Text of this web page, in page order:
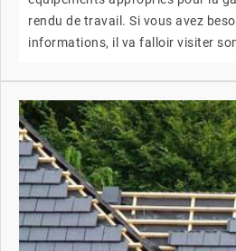
rendu de travail. Si vous avez
informations, il va falloir visiter